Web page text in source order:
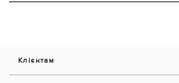
Клієнтам